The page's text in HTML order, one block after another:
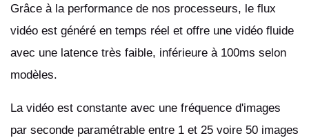
Grâce à la performance de nos processeurs, le flux
vidéo est généré en temps réel et offre une vidéo fluide
avec une latence très faible, inférieure à 100ms selon
modèles.
La vidéo est constante avec une fréquence d'images
par seconde paramétrable entre 1 et 25 voire 50 images